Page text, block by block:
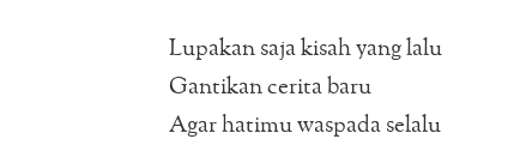
Lupakan saja kisah yang lalu
Gantikan cerita baru
Agar hatimu waspada selalu